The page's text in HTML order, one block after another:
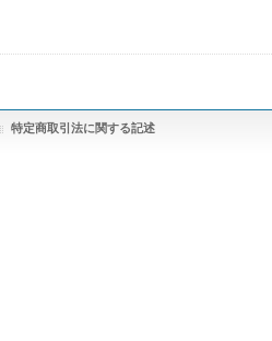
特定商取引法に関する記述